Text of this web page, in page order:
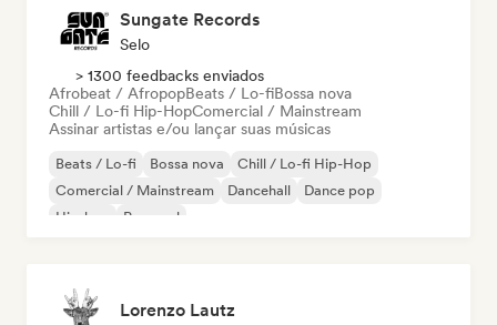
Sungate Records
Selo
> 1300 feedbacks enviados
Afrobeat / AfropopBeats / Lo-fiBossa nova
Chill / Lo-fi Hip-HopComercial / Mainstream
Assinar artistas e/ou lançar suas músicas
Beats / Lo-fi Bossa nova
Chill / Lo-fi Hip-Hop
Comercial / Mainstream
Dancehall
Dance pop
Hip-hop
Pop soul
Lorenzo Lautz